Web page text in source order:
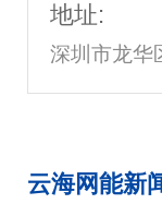
地址:
深圳市龙华
云海网能新